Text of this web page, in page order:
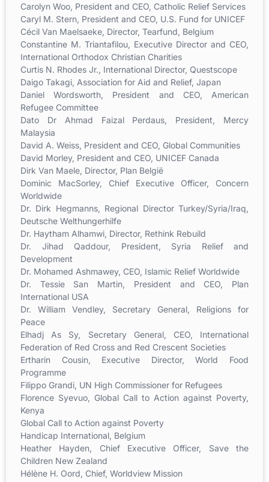
Carolyn Woo, President and CEO, Catholic Relief Services
Caryl M. Stern, President and CEO, U.S. Fund for UNICEF
Cécil Van Maelsaeke, Director, Tearfund, Belgium
Constantine M. Triantafilou, Executive Director and CEO,
International Orthodox Christian Charities
Curtis N. Rhodes Jr., International Director, Questscope
Daigo Takagi, Association for Aid and Relief, Japan
Daniel Wordsworth, President and CEO, American
Refugee Committee
Dato Dr Ahmad Faizal Perdaus, President, Mercy
Malaysia
David A. Weiss, President and CEO, Global Communities
David Morley, President and CEO, UNICEF Canada
Dirk Van Maele, Director, Plan België
Dominic MacSorley, Chief Executive Officer, Concern
Worldwide
Dr. Dirk Hegmanns, Regional Director Turkey/Syria/Iraq,
Deutsche Welthungerhilfe
Dr. Haytham Alhamwi, Director, Rethink Rebuild
Dr. Jihad Qaddour, President, Syria Relief and
Development
Dr. Mohamed Ashmawey, CEO, Islamic Relief Worldwide
Dr. Tessie San Martin, President and CEO, Plan
International USA
Dr. William Vendley, Secretary General, Religions for
Peace
Elhadj As Sy, Secretary General, CEO, International
Federation of Red Cross and Red Crescent Societies
Ertharin Cousin, Executive Director, World Food
Programme
Filippo Grandi, UN High Commissioner for Refugees
Florence Syevuo, Global Call to Action against Poverty,
Kenya
Global Call to Action against Poverty
Handicap International, Belgium
Heather Hayden, Chief Executive Officer, Save the
Children New Zealand
Hélène H. Oord, Chief, Worldview Mission